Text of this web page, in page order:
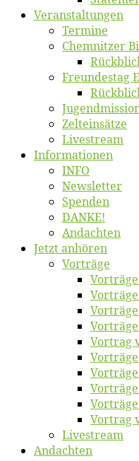
Ver­an­stal­tun­gen
Ter­mi­ne
Chemnit­zer
Freun­des­tag
Zelt­ein­sät­ze
Live­stream
Informatio­nen
INFO
News­let­ter
Spen­den
DANKE!
An­dach­ten
Jetzt an­hö­ren
Vor­trä­ge
Vor­trag
Vor­trag
Live­stream
An­dach­ten